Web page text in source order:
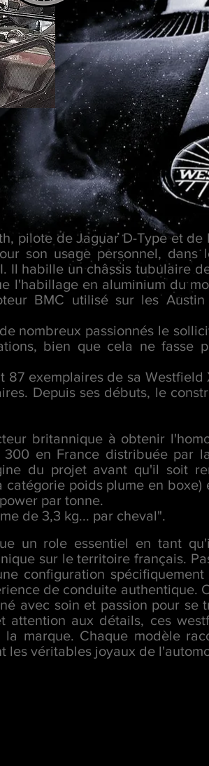
pilote de Jaguar D-Type et
son usage personnel, dans
Il habille un châssis tubulaire
l'habillage en aluminium du
BMC utilisé sur les
nombreux passionnés le
bien que cela ne fasse
exemplaires de sa Westfield
Depuis ses débuts, le
britannique à obtenir
en France distribuée par
du projet avant qu'il soit
catégorie poids plume en
par tonne.
de 3,3 kg... par cheval".
un role essentiel en tant
sur le territoire français.
configuration
de conduite authentique.
avec soin et passion pour se
attention aux détails, ces
marque. Chaque modèle
les véritables joyaux de